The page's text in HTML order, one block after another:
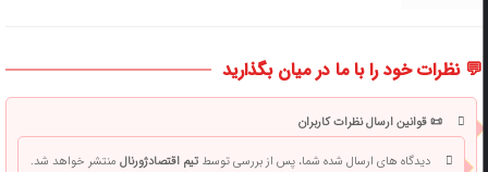
💬 نظرات خود را با ما در میان بگذارید
📜 قوانین ارسال نظرات کاربران
دیدگاه های ارسال شده شما، پس از بررسی توسطتیم اقتصادژورنالمنتشر خواهد شد.